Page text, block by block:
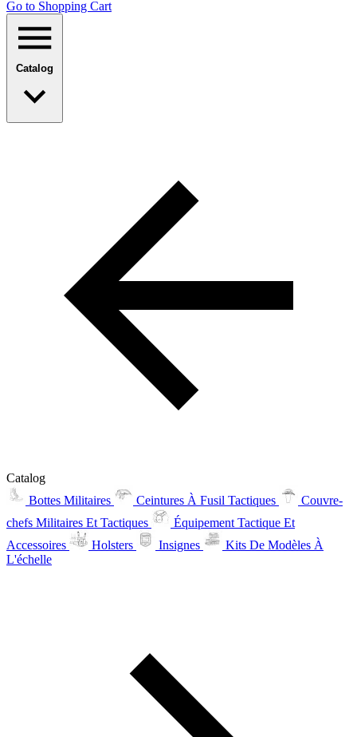
Go to Shopping Сart
Catalog
Catalog
Bottes Militaires
Ceintures À Fusil Tactiques
Couvre-
chefs Militaires Et Tactiques
Équipement Tactique Et
Accessoires
Holsters Insignes
Kits De Modèles À
L'échelle